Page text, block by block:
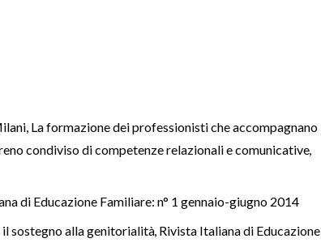
La formazione dei professionisti che accompagnano
condiviso di competenze relazionali e comunicative,
di Educazione Familiare: n° 1 gennaio-giugno 2014
sostegno alla genitorialità, Rivista Italiana di Educazione